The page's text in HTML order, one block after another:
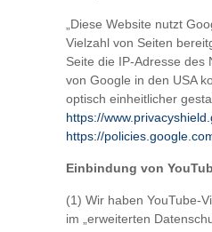
„Diese Website nutzt
Vielzahl von Seiten
Seite die IP-Adresse
von Google in den USA
optisch einheitlicher
https://
https://
Einbindung von
(1) Wir haben YouTube-
im „erweiterten